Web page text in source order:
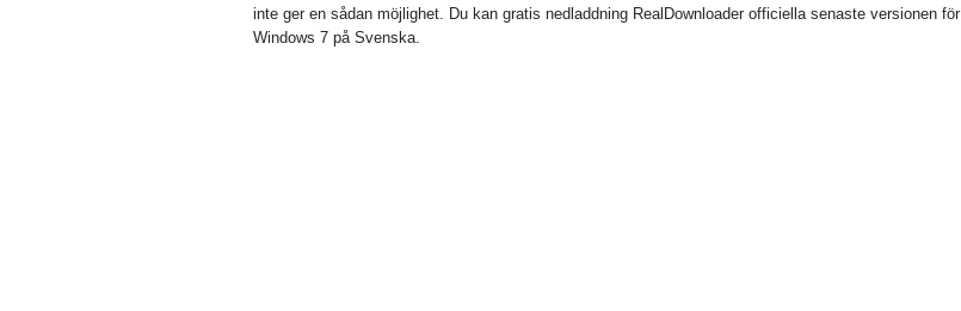
inte ger en sådan möjlighet. Du kan gratis nedladdning RealDownloader officiella senaste versionen för
Windows 7 på Svenska.